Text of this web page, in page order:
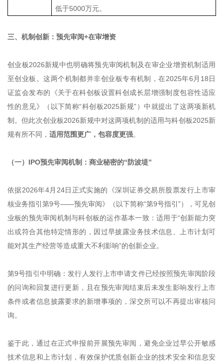
低于5000万元。
三、机制创新：预先审阅+在审增资
创业板2026新规中也明确将预先审阅机制及在审企业增资机制适用
至创业板。这两个机制都并非创业板专有机制，在2025年6月18日
证监会发布的《关于在科创板设置科创成长层增强制度包容性适应
性的意见》（以下简称“科创板2025新规”）中就提出了这两项新机
制。但此次创业板2026新规中对这两项机制的适用与科创板2025新
规有所不同， 适用范围更广，包容度更强。
（一）IPO预先审阅机制：商业秘密的“防波堤”
依据2026年4月24日正式实施的《深圳证券交易所股票发行上市审
核业务指引第9号——预先审阅》（以下简称“第9号指引”），可见创
业板的预先审阅机制与科创板的运作基本一致：适用于“创新能力突
出或符合其他特定情形的，因过早披露业务技术信息、上市计划可
能对其生产经营等造成重大不利影响”的创新企业。
第9号指引中明确：发行人发行上市申请文件已经按照预先审阅阶段
的问询和回复进行更新，且在预先审阅结束后未发生影响发行上市
条件或者信息披露要求的新增事项的，深交所可以不再提出审核问
询。
鉴于此，通过在正式申报前开展预先审阅，避免企业过早公开敏感
技术信息和上市计划，有效保护优质创新企业的技术安全和信息安